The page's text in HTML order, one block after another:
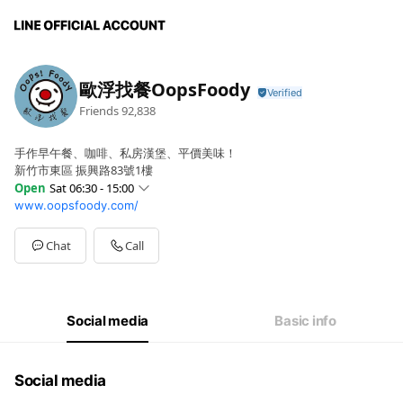
歐浮找餐OopsFoody
Friends92,838
手作早午餐、咖啡、私房漢堡、平價美味！
新竹市東區 振興路83號1樓
Open Sat 06:30 - 15:00
Sun06:30 - 15:00
Mon06:30 - 15:00
Tue06:30 - 15:00
Wed06:30 - 15:00
06:30 - 15:00
以上大部分店家營業時間~詳情依各分店公告為主唷
www.oopsfoody.com/
Chat Call
Social media Basic info
Social media